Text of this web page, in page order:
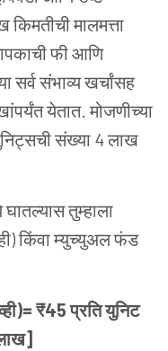
मालमत्ता
फी आणि
सर्व संभाव्य खर्चांसह
येतात. मोजणीच्या
संख्या 4 लाख
तुम्हाला
किंवा म्युच्युअल फंड
₹45 प्रति युनिट